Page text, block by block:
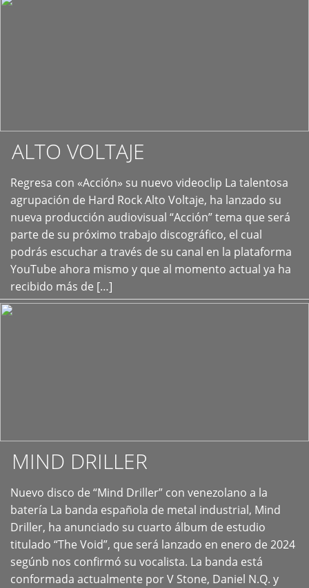
ALTO VOLTAJE
Regresa con «Acción» su nuevo videoclip La talentosa
agrupación de Hard Rock Alto Voltaje, ha lanzado su
nueva producción audiovisual “Acción” tema que será
parte de su próximo trabajo discográfico, el cual
podrás escuchar a través de su canal en la plataforma
YouTube ahora mismo y que al momento actual ya ha
recibido más de […]
+
MIND DRILLER
Nuevo disco de “Mind Driller” con venezolano a la
batería La banda española de metal industrial, Mind
Driller, ha anunciado su cuarto álbum de estudio
titulado “The Void”, que será lanzado en enero de 2024
segúnb nos confirmó su vocalista. La banda está
conformada actualmente por V Stone, Daniel N.Q. y
+